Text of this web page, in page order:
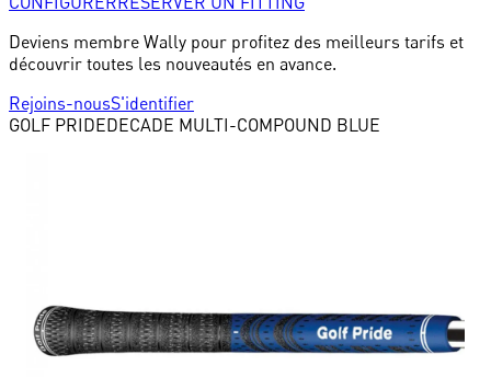
Deviens membre Wally pour profitez des meilleurs tarifs et
découvrir toutes les nouveautés en avance.
Rejoins-nousS'identifier
GOLF PRIDEDECADE MULTI-COMPOUND BLUE